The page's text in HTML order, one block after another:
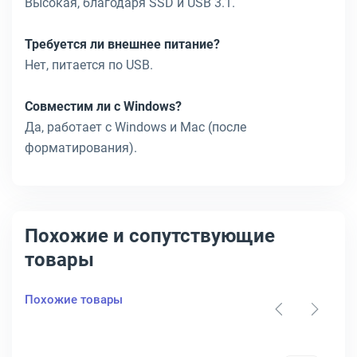
Требуется ли внешнее питание?
Нет, питается по USB.
Совместим ли с Windows?
Да, работает с Windows и Mac (после
форматирования).
Похожие и сопутствующие
товары
Похожие товары